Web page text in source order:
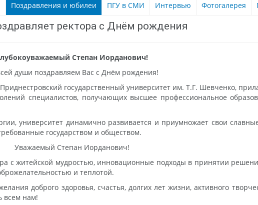
Поздравления и юбилеи ПГУ в СМИ Интервью Фотогалерея
ректора с Днём рождения
Степан Иорданович!
души поздравляем Вас с Днём рождения!
государственный университет им. Т.Г. Шевченко,
специалистов, получающих высшее профессиональное
университет динамично развивается и приумножает свои
государством и обществом.
Уважаемый Степан Иорданович!
с житейской мудростью, инновационные подходы в принятии
и теплотой.
доброго здоровья, счастья, долгих лет жизни, активного
всем нам!